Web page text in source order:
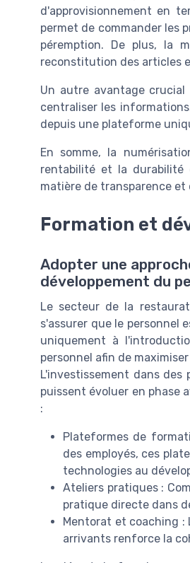
d'approvisionnement en
permet de commander les
péremption. De plus, la
reconstitution des articles
Un autre avantage
centraliser les
depuis une plateforme
En somme, la
rentabilité et la durabilité
matière de transparence
Formation et
Adopter une
développement du
Le secteur de la
s'assurer que le personnel
uniquement à
personnel afin de
L'investissement dans
puissent évoluer en phase
:
Plateformes de
des employés, ces
technologies au
Ateliers pratiques :
pratique directe dans
Mentorat et coaching :
arrivants renforce la